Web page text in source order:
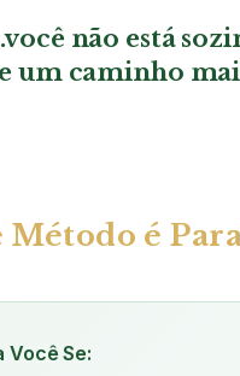
não está
um caminho
Método é
Você Se: